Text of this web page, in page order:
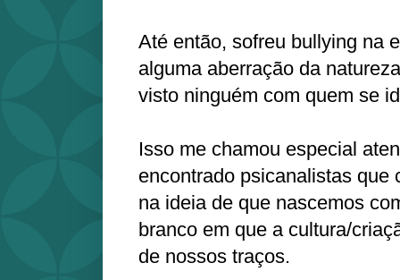
Até então, sofreu bullying na
alguma aberração da
visto ninguém com quem se
Isso me chamou especial
encontrado psicanalistas que
na ideia de que nascemos
branco em que a cultura/
de nossos traços.